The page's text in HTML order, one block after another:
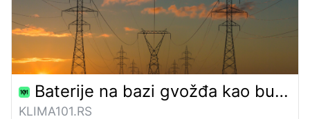
Baterije na bazi gvožđa kao budućnost dugoročnog skladištenja energije?
KLIMA101.RS